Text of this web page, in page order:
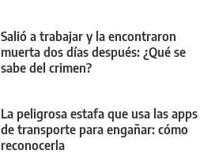
Salió a trabajar y la encontraron
muerta dos días después: ¿Qué se
sabe del crimen?
La peligrosa estafa que usa las apps
de transporte para engañar: cómo
reconocerla